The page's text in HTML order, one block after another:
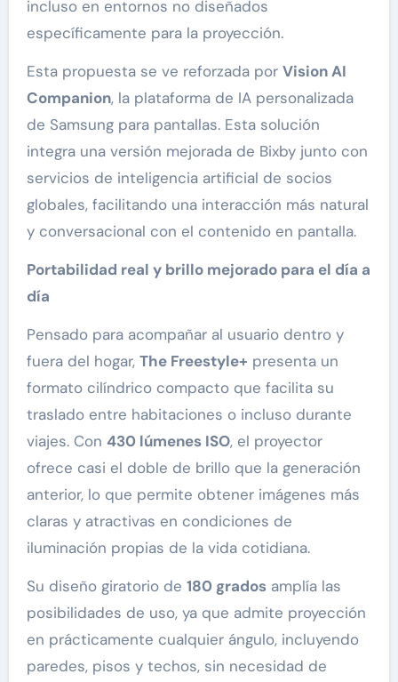
incluso en entornos no diseñados
específicamente para la proyección.
Esta propuesta se ve reforzada por Vision AI
Companion, la plataforma de IA personalizada
de Samsung para pantallas. Esta solución
integra una versión mejorada de Bixby junto con
servicios de inteligencia artificial de socios
globales, facilitando una interacción más natural
y conversacional con el contenido en pantalla.
Portabilidad real y brillo mejorado para el día a
día
Pensado para acompañar al usuario dentro y
fuera del hogar, The Freestyle+ presenta un
formato cilíndrico compacto que facilita su
traslado entre habitaciones o incluso durante
viajes. Con 430 lúmenes ISO, el proyector
ofrece casi el doble de brillo que la generación
anterior, lo que permite obtener imágenes más
claras y atractivas en condiciones de
iluminación propias de la vida cotidiana.
Su diseño giratorio de 180 gradosamplía las
posibilidades de uso, ya que admite proyección
en prácticamente cualquier ángulo, incluyendo
paredes, pisos y techos, sin necesidad de